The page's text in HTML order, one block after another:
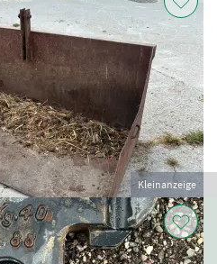
Kleinanzeige